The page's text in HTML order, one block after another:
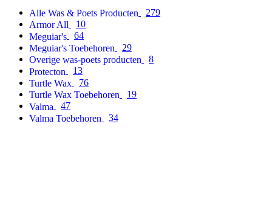
Alle Was & Poets Producten
279
Armor All
10
Meguiar's
64
Meguiar's Toebehoren
29
Overige was-poets producten
8
Protecton
13
Turtle Wax
76
Turtle Wax Toebehoren
19
Valma
47
Valma Toebehoren
34